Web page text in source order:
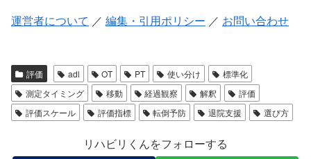
運営者について ／ 編集・引用ポリシー ／ お問い合わせ
評価 adl OT PT 使い分け
標準化
測定タイミング
移動 経過観察 解釈
評価
評価スケール
評価指標 転倒予防 退院支援 選び方
リハビリくんをフォローする